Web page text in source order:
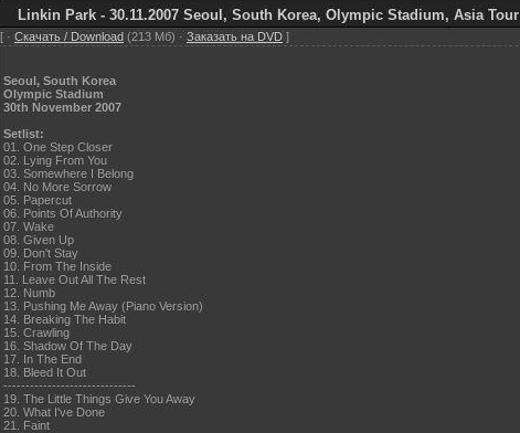
Linkin Park - 30.11.2007 Seoul, South Korea, Olympic Stadium, Asia Tour
[ · Скачать / Download (213 Мб) · Заказать на DVD ]
Seoul, South Korea
Olympic Stadium
30th November 2007
Setlist:
01. One Step Closer
02. Lying From You
03. Somewhere I Belong
04. No More Sorrow
05. Papercut
06. Points Of Authority
07. Wake
08. Given Up
09. Don't Stay
10. From The Inside
11. Leave Out All The Rest
12. Numb
13. Pushing Me Away (Piano Version)
14. Breaking The Habit
15. Crawling
16. Shadow Of The Day
17. In The End
18. Bleed It Out
------------------------------
19. The Little Things Give You Away
20. What I've Done
21. Faint